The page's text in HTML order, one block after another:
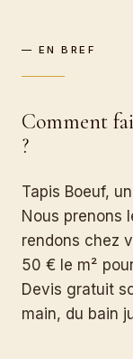
— EN BREF
Comment
?
Tapis Boeuf,
Nous prenons
rendons chez
50 € le m²
Devis gratuit
main, du bain